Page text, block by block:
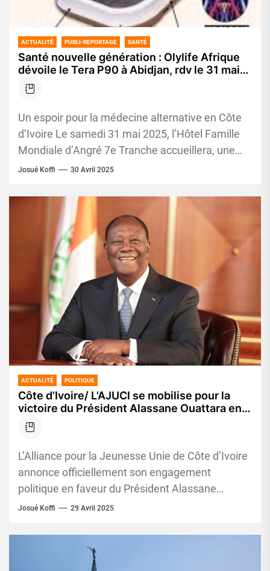
ACTUALITÉ PUBLI-REPORTAGE SANTÉ
Santé nouvelle génération : Olylife Afrique
dévoile le Tera P90 à Abidjan, rdv le 31 mai
prochain
Un espoir pour la médecine alternative en Côte
d’Ivoire Le samedi 31 mai 2025, l’Hôtel Famille
Mondiale d’Angré 7e Tranche accueillera, une
conférence de santé....
Josué Koffi 30 Avril 2025
ACTUALITÉ POLITIQUE
Côte d’Ivoire/ L’AJUCI se mobilise pour la
victoire du Président Alassane Ouattara en
Octobre 2025: Sa sortie officielle prévue le
3 mai prochain
L’Alliance pour la Jeunesse Unie de Côte d’Ivoire
annonce officiellement son engagement
politique en faveur du Président Alassane
Ouattara et de la continuité avec le...
Josué Koffi 29 Avril 2025